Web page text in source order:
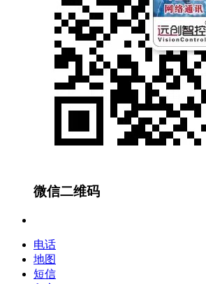
微信二维码
电话
地图
短信